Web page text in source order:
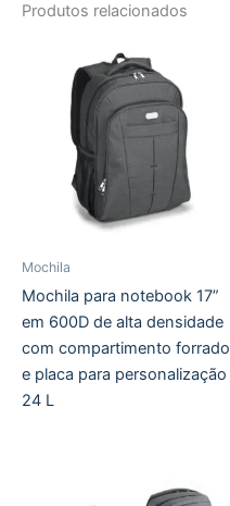
Produtos relacionados
Mochila
Mochila para notebook 17”
em 600D de alta densidade
com compartimento forrado
e placa para personalização
24 L